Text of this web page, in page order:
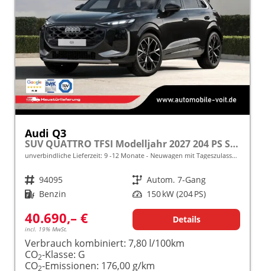
Audi Q3
SUV QUATTRO TFSI Modelljahr 2027 204 PS S-Tronic NAVI/el. Heckkl./LED frei konfigurierbar!
unverbindliche Lieferzeit: 9 -12 Monate Neuwagen mit Tageszulassung
Fahrzeugnr. 94095 Getriebe Autom. 7-Gang
Kraftstoff Benzin Leistung 150 kW (204 PS)
40.690,– €
incl. 19% MwSt.
Details
Verbrauch kombiniert: 7,80 l/100km
CO2-Klasse: G
CO2-Emissionen: 176,00 g/km